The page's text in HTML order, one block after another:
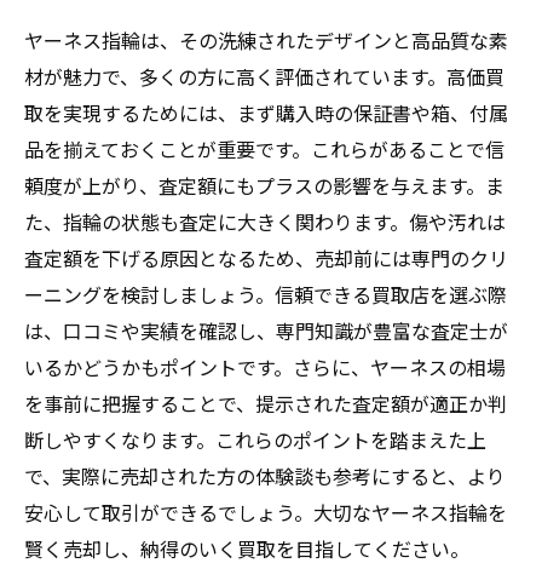
ヤーネス指輪は、その洗練されたデザインと高品質な素
材が魅力で、多くの方に高く評価されています。高価買
取を実現するためには、まず購入時の保証書や箱、付属
品を揃えておくことが重要です。これらがあることで信
頼度が上がり、査定額にもプラスの影響を与えます。ま
た、指輪の状態も査定に大きく関わります。傷や汚れは
査定額を下げる原因となるため、売却前には専門のクリ
ーニングを検討しましょう。信頼できる買取店を選ぶ際
は、口コミや実績を確認し、専門知識が豊富な査定士が
いるかどうかもポイントです。さらに、ヤーネスの相場
を事前に把握することで、提示された査定額が適正か判
断しやすくなります。これらのポイントを踏まえた上
で、実際に売却された方の体験談も参考にすると、より
安心して取引ができるでしょう。大切なヤーネス指輪を
賢く売却し、納得のいく買取を目指してください。